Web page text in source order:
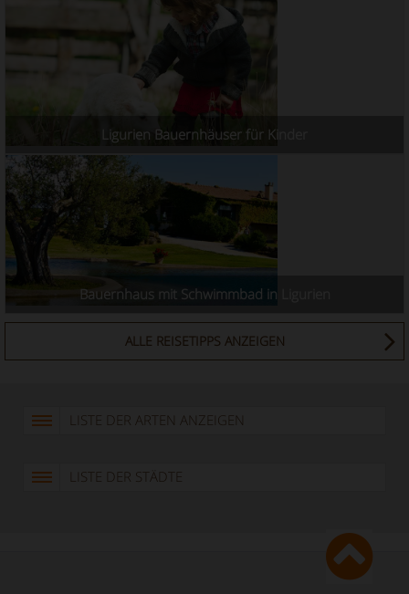
Ligurien Bauernhäuser für Kinder
Bauernhaus mit Schwimmbad in Ligurien
ALLE REISETIPPS ANZEIGEN
LISTE DER ARTEN ANZEIGEN
LISTE DER STÄDTE